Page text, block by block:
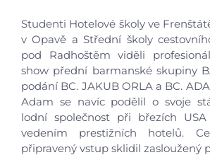
Studenti Hotelové školy ve
v Opavě a Střední školy
pod Radhoštěm viděli
show přední barmanské skupiny
podání BC. JAKUB ORLA a BC.
Adam se navíc podělil o svoje
lodní společnost při březích
vedením prestižních hotelů.
připravený vstup sklidil zasloužený